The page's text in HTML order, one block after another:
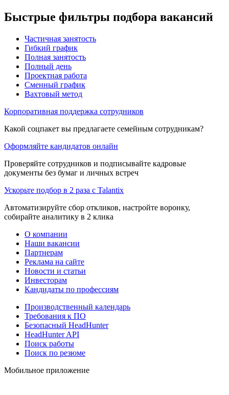
Быстрые фильтры подбора вакансий
Частичная занятость
Гибкий график
Полная занятость
Полный день
Проектная работа
Сменный график
Вахтовый метод
Корпоративная поддержка сотрудников
Какой соцпакет вы предлагаете семейным сотрудникам?
Оформляйте кандидатов онлайн
Проверяйте сотрудников и подписывайте кадровые
документы без бумаг и личных встреч
Ускорьте подбор в 2 раза с Talantix
Автоматизируйте сбор откликов, настройте воронку,
собирайте аналитику в 2 клика
О компании
Наши вакансии
Партнерам
Реклама на сайте
Новости и статьи
Инвесторам
Кандидаты по профессиям
Производственный календарь
Требования к ПО
Безопасный HeadHunter
HeadHunter API
Поиск работы
Поиск по резюме
Мобильное приложение